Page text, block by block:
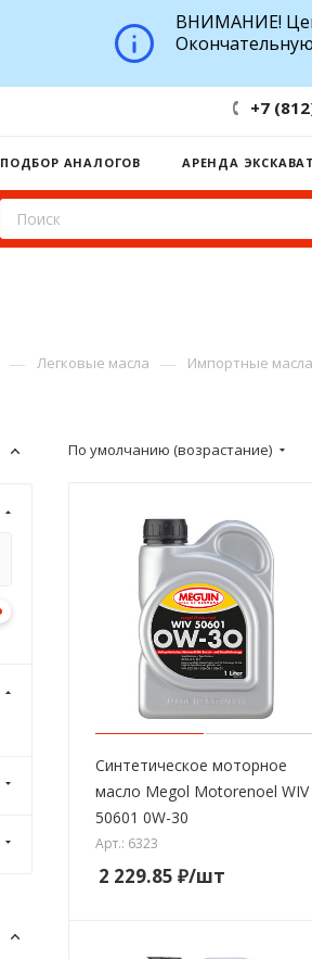
ВНИМАНИЕ!
+7
ПОДБОР АНАЛОГОВ АРЕНДА
— Легковые масла — Импортные масла
По умолчанию (возрастание)
Синтетическое моторное
масло Megol Motorenoel WIV
50601 0W-30
Арт.: 6323
2 229.85 ₽/шт